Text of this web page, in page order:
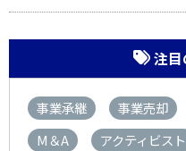
注目
事業承継 事業売却
M＆A
アクティビスト